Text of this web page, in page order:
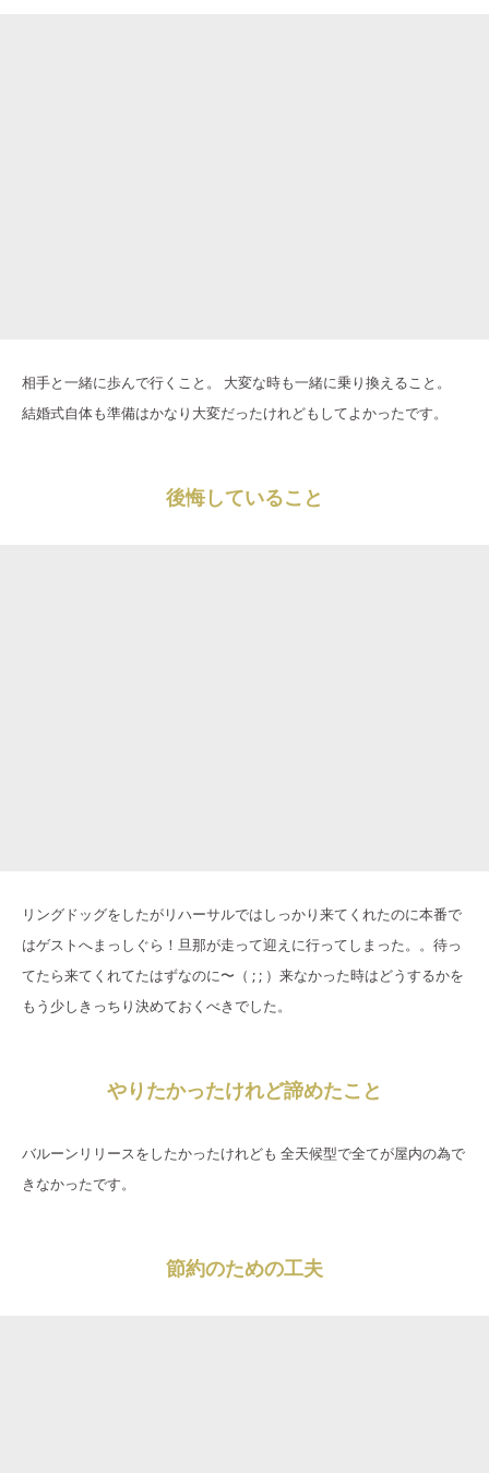
相手と一緒に歩んで行くこと。 大変な時も一緒に乗り換えること。
結婚式自体も準備はかなり大変だったけれどもしてよかったです。
後悔していること
リングドッグをしたがリハーサルではしっかり来てくれたのに本番で
はゲストへまっしぐら！旦那が走って迎えに行ってしまった。。待っ
てたら来てくれてたはずなのに〜（ ; ; ）来なかった時はどうするかを
もう少しきっちり決めておくべきでした。
やりたかったけれど諦めたこと
バルーンリリースをしたかったけれども 全天候型で全てが屋内の為で
きなかったです。
節約のための工夫